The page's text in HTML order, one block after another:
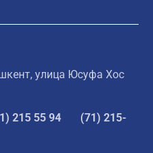
улица Юсуфа Хос
215 55 94
(71) 215-